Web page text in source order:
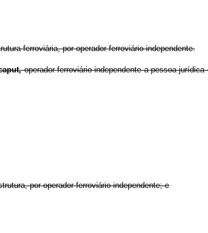
ferroviária, por operador ferroviário independente.
operador ferroviário independente a pessoa
por operador ferroviário independente; e